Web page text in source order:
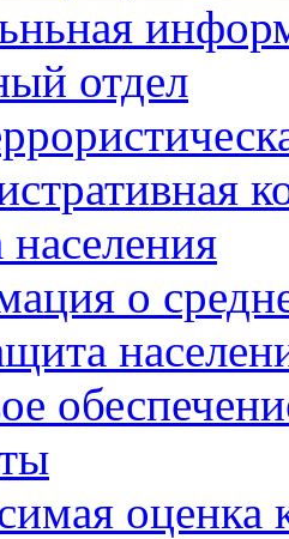
отдел
о
оценка